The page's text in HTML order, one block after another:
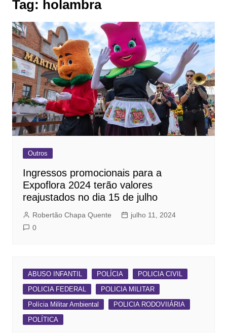
Tag: holambra
Outros
Ingressos promocionais para a
Expoflora 2024 terão valores
reajustados no dia 15 de julho
Robertão Chapa Quente
julho 11, 2024
0
ABUSO INFANTIL POLÍCIA
POLICIA CIVIL
POLICIA FEDERAL
POLICIA MILITAR
Polícia Militar Ambiental
POLICIA RODOVIIÁRIA
POLÍTICA